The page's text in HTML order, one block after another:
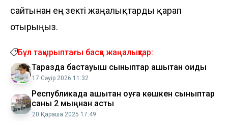
сайтынан ең өзекті жаңалықтарды қарап
отырыңыз.
Бұл тақырыптағы басқа жаңалықтар:
Таразда бастауыш сыныптар қашықтан оқиды
17 Сәуір 2026 11:32
Республикада қашықтан оқуға көшкен сыныптар
саны 2 мыңнан асты
20 Қараша 2025 17:49